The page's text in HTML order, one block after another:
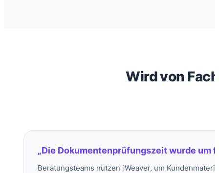
Wird von
„Die Dokumentenprüfungszeit wurde um
Beratungsteams nutzen iWeaver, um